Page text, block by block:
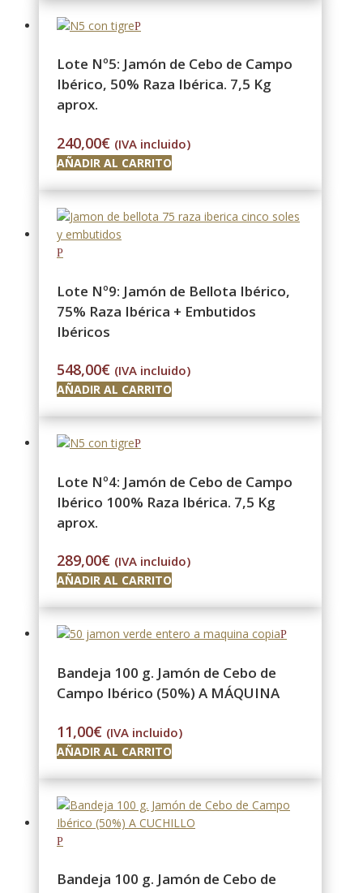
Lote Nº5: Jamón de Cebo de Campo
Ibérico, 50% Raza Ibérica. 7,5 Kg
aprox.
240,00€ (IVA incluido)
AÑADIR AL CARRITO
Lote Nº9: Jamón de Bellota Ibérico,
75% Raza Ibérica + Embutidos
Ibéricos
548,00€ (IVA incluido)
AÑADIR AL CARRITO
Lote Nº4: Jamón de Cebo de Campo
Ibérico 100% Raza Ibérica. 7,5 Kg
aprox.
289,00€ (IVA incluido)
AÑADIR AL CARRITO
Bandeja 100 g. Jamón de Cebo de
Campo Ibérico (50%) A MÁQUINA
11,00€ (IVA incluido)
AÑADIR AL CARRITO
Bandeja 100 g. Jamón de Cebo de